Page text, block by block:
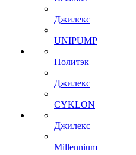
Джилекс
UNIPUMP
Политэк
Джилекс
CYKLON
Джилекс
Millennium